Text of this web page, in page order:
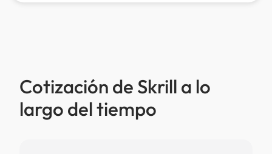
Cotización de Skrill a lo
largo del tiempo